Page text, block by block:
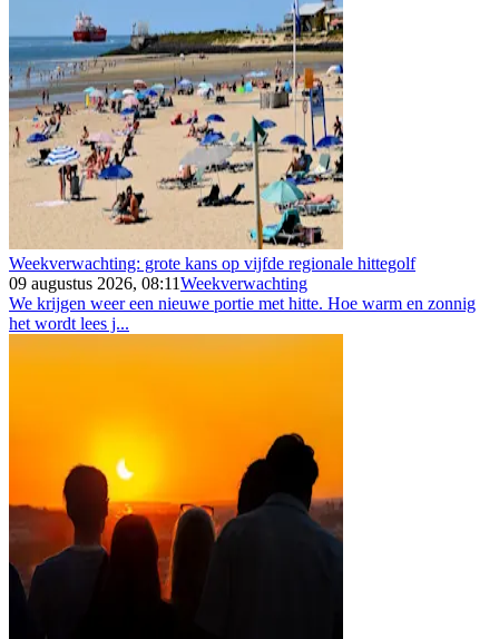
Weekverwachting: grote kans op vijfde regionale hittegolf
09 augustus 2026, 08:11Weekverwachting
We krijgen weer een nieuwe portie met hitte. Hoe warm en zonnig
het wordt lees j...